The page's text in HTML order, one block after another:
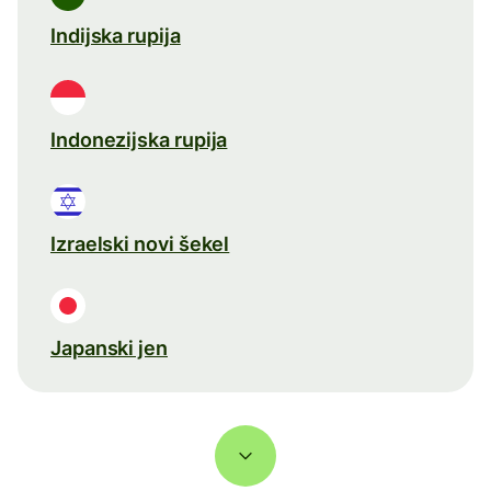
Indijska rupija
Indonezijska rupija
Izraelski novi šekel
Japanski jen